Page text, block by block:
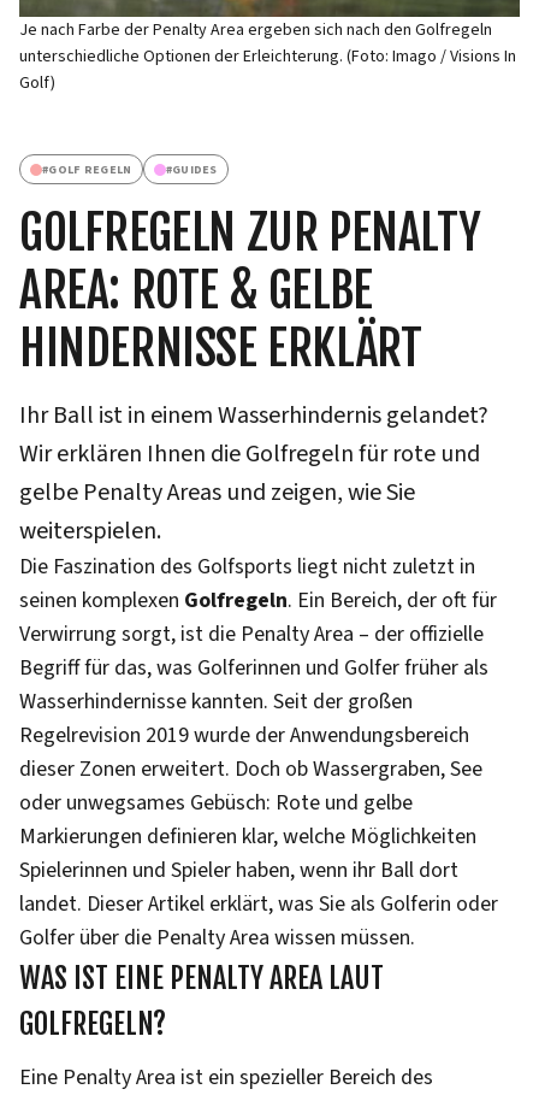
Je nach Farbe der Penalty Area ergeben sich nach den Golfregeln
unterschiedliche Optionen der Erleichterung. (Foto: Imago / Visions In
Golf)
#GOLF REGELN #GUIDES
GOLFREGELN ZUR PENALTY
AREA: ROTE & GELBE
HINDERNISSE ERKLÄRT
Ihr Ball ist in einem Wasserhindernis gelandet?
Wir erklären Ihnen die Golfregeln für rote und
gelbe Penalty Areas und zeigen, wie Sie
weiterspielen.
Die Faszination des Golfsports liegt nicht zuletzt in
seinen komplexen Golfregeln. Ein Bereich, der oft für
Verwirrung sorgt, ist die Penalty Area – der offizielle
Begriff für das, was Golferinnen und Golfer früher als
Wasserhindernisse kannten. Seit der großen
Regelrevision 2019 wurde der Anwendungsbereich
dieser Zonen erweitert. Doch ob Wassergraben, See
oder unwegsames Gebüsch: Rote und gelbe
Markierungen definieren klar, welche Möglichkeiten
Spielerinnen und Spieler haben, wenn ihr Ball dort
landet. Dieser Artikel erklärt, was Sie als Golferin oder
Golfer über die Penalty Area wissen müssen.
WAS IST EINE PENALTY AREA LAUT
GOLFREGELN?
Eine Penalty Area ist ein spezieller Bereich des